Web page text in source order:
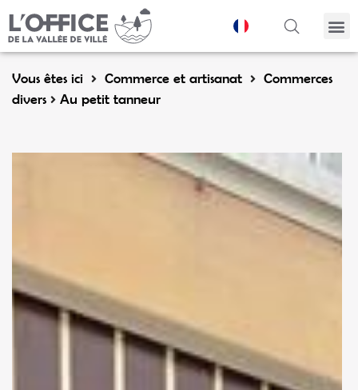
Vous êtes ici Commerce et artisanat
Commerces
divers
Au petit tanneur
Panneau de gestion des cookies